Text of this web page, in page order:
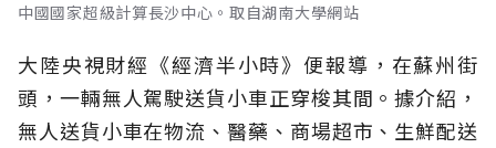
中國國家超級計算長沙中心。取自湖南大學網站
大陸央視財經《經濟半小時》便報導，在蘇州街
頭，一輛無人駕駛送貨小車正穿梭其間。據介紹，
無人送貨小車在物流、醫藥、商場超市、生鮮配送